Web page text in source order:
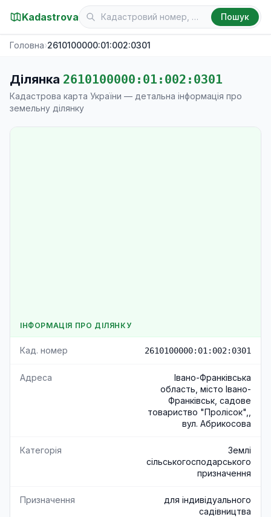
Kadastrova Пошук
Головна›2610100000:01:002:0301
Ділянка 2610100000:01:002:0301
Кадастрова карта України — детальна інформація про
земельну ділянку
ІНФОРМАЦІЯ ПРО ДІЛЯНКУ
Кад. номер 2610100000:01:002:0301
Адреса
Івано-Франківська
область, місто Івано-
Франківськ, садове
товариство "Пролісок",,
вул. Абрикосова
Категорія
Землі
сільськогосподарського
призначення
Призначення
для індивідуального
садівництва